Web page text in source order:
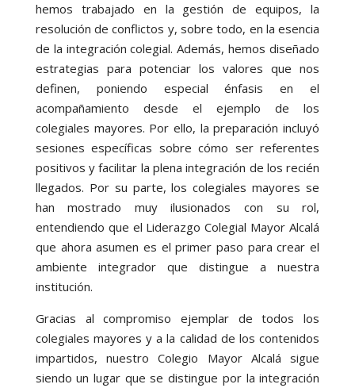
hemos trabajado en la gestión de equipos, la
resolución de conflictos y, sobre todo, en la esencia
de la integración colegial. Además, hemos diseñado
estrategias para potenciar los valores que nos
definen, poniendo especial énfasis en el
acompañamiento desde el ejemplo de los
colegiales mayores. Por ello, la preparación incluyó
sesiones específicas sobre cómo ser referentes
positivos y facilitar la plena integración de los recién
llegados. Por su parte, los colegiales mayores se
han mostrado muy ilusionados con su rol,
entendiendo que el Liderazgo Colegial Mayor Alcalá
que ahora asumen es el primer paso para crear el
ambiente integrador que distingue a nuestra
institución.
Gracias al compromiso ejemplar de todos los
colegiales mayores y a la calidad de los contenidos
impartidos, nuestro Colegio Mayor Alcalá sigue
siendo un lugar que se distingue por la integración